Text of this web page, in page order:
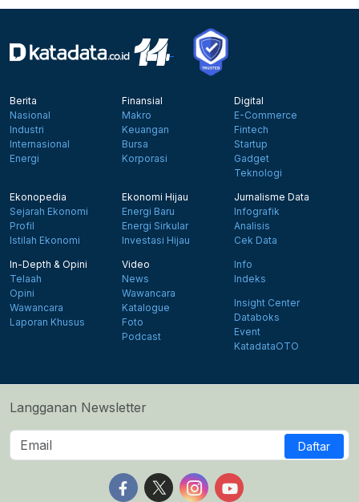
Berita
Nasional
Industri
Internasional
Energi
Finansial
Makro
Keuangan
Bursa
Korporasi
Digital
E-Commerce
Fintech
Startup
Gadget
Teknologi
Ekonopedia
Sejarah Ekonomi
Profil
Istilah Ekonomi
Ekonomi Hijau
Energi Baru
Energi Sirkular
Investasi Hijau
Jurnalisme Data
Infografik
Analisis
Cek Data
In-Depth & Opini
Telaah
Opini
Wawancara
Laporan Khusus
Video
News
Wawancara
Katalogue
Foto
Podcast
Info
Indeks
Insight Center
Databoks
Event
KatadataOTO
Langganan Newsletter
Daftar
Follow us on Facebook
Follow us on X
Follow us on Instagram
Follow us on